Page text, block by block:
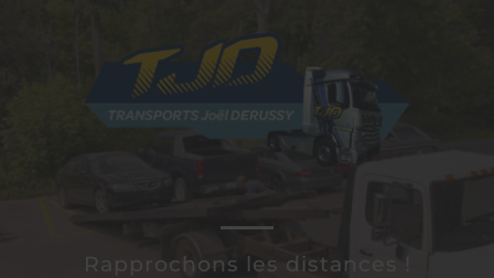
Rapprochons les distances !